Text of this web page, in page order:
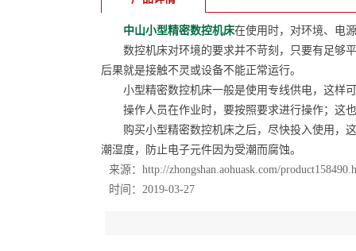
中山小型精密数控机床在使用时，对环境、电
数控机床对环境的要求并不苛刻，只要有足够平
后果就是接触不灵或设备不能正常运行。
小型精密数控机床一般是使用专线供电，这样
操作人员在作业时，要按照要求进行操作；这
购买小型精密数控机床之后，尽快投入使用，这
潮湿度，防止电子元件因为受潮而腐蚀。
来源： http://zhongshan.aohuask.com/
时间：2019-03-27